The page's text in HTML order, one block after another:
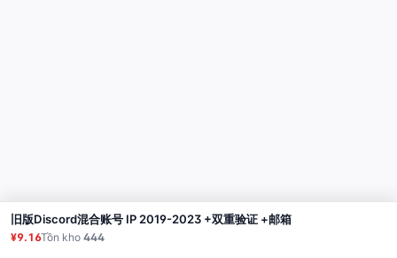
旧版Discord混合账号 IP 2019-2023 +双重验证 +邮箱
¥9.16Tồn kho444